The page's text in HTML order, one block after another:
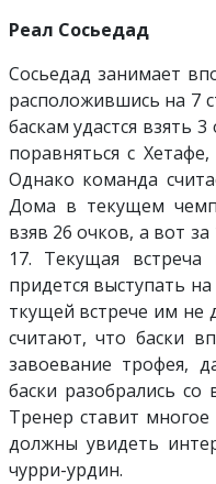
Реал Сосьедад
Сосьедад занимает
расположившись на 7
баскам удастся взять
поравняться с
Однако команда
Дома в текущем
взяв 26 очков, а вот
17. Текущая
придется выступать
ткущей встрече им
считают, что баски
завоевание трофея,
баски разобрались со
Тренер ставит
должны увидеть
чурри-урдин.